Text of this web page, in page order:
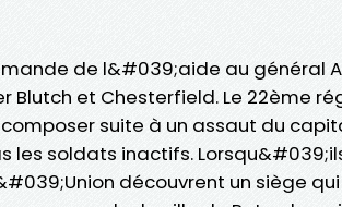
de l&#039;aide au général
Blutch et Chesterfield. Le 22ème
suite à un assaut du
les soldats inactifs.
découvrent un siège qui